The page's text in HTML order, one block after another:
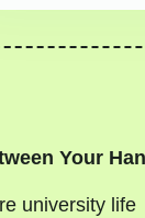
Your
university life